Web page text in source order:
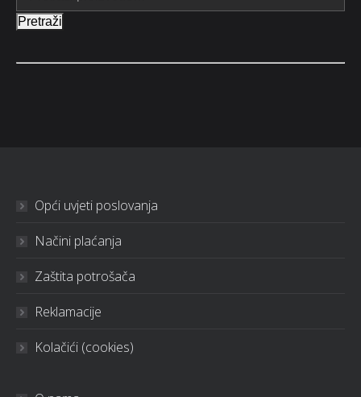
Pretraži
Opći uvjeti poslovanja
Načini plaćanja
Zaštita potrošača
Reklamacije
Kolačići (cookies)